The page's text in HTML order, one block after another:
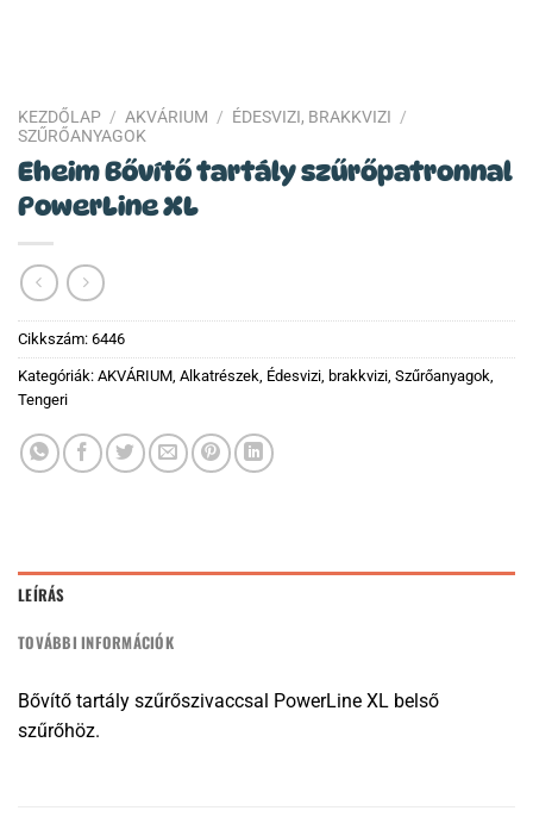
KEZDŐLAP / AKVÁRIUM / ÉDESVIZI, BRAKKVIZI /
SZŰRŐANYAGOK
Eheim Bővítő tartály szűrőpatronnal
PowerLine XL
Cikkszám: 6446
Kategóriák: AKVÁRIUM, Alkatrészek, Édesvizi, brakkvizi, Szűrőanyagok,
Tengeri
LEÍRÁS
TOVÁBBI INFORMÁCIÓK
Bővítő tartály szűrőszivaccsal PowerLine XL belső
szűrőhöz.